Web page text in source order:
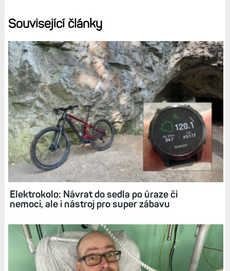
A co vy? Jaké máte zkušenosti s poruchovostí a
reklamacemi?
Diskuse k článku (65)
Tagy: BLOG REKLAMACE